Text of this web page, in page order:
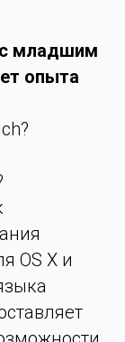
младшим
опыта
OS X и